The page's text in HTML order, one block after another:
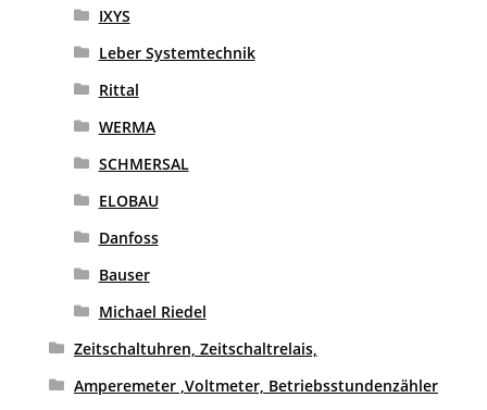
IXYS
Leber Systemtechnik
Rittal
WERMA
SCHMERSAL
ELOBAU
Danfoss
Bauser
Michael Riedel
Zeitschaltuhren, Zeitschaltrelais,
Amperemeter ,Voltmeter, Betriebsstundenzähler